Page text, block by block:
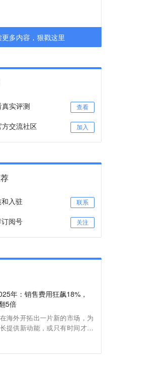
更多内容，狠戳这里
实评测 查看
交流社区 加入
入驻 联系
订阅号 关注
年：销售费用狂飙18%，
5倍
海外开拓出一片新的市场，为
提供新动能，或只有时间才能